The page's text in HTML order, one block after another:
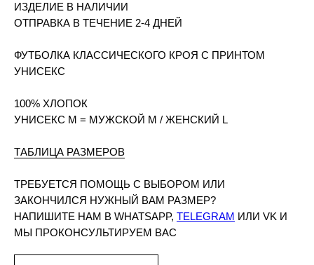
ИЗДЕЛИЕ В НАЛИЧИИ
ОТПРАВКА В ТЕЧЕНИЕ 2-4 ДНЕЙ
ФУТБОЛКА КЛАССИЧЕСКОГО КРОЯ С ПРИНТОМ
УНИСЕКС
100% ХЛОПОК
УНИСЕКС M = МУЖСКОЙ M / ЖЕНСКИЙ L
ТАБЛИЦА РАЗМЕРОВ
ТРЕБУЕТСЯ ПОМОЩЬ С ВЫБОРОМ ИЛИ
ЗАКОНЧИЛСЯ НУЖНЫЙ ВАМ РАЗМЕР?
НАПИШИТЕ НАМ В WHATSAPP, TELEGRAM ИЛИ VK И
МЫ ПРОКОНСУЛЬТИРУЕМ ВАС